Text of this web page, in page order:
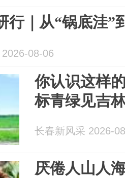
行｜从“锅底洼”
08-06
你认识这样
标青绿见吉
长春新风采 2026-
厌倦人山人